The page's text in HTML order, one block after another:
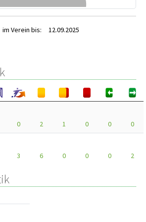
im Verein bis: 12.09.2025
0 2 1 0 0
0
3 6 0 0 0 2